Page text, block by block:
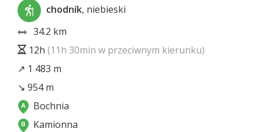
chodník, niebieski
34.2 km
12h (11h 30min w przeciwnym kierunku)
↗ 1 483 m
↘ 954 m
Bochnia
Kamionna